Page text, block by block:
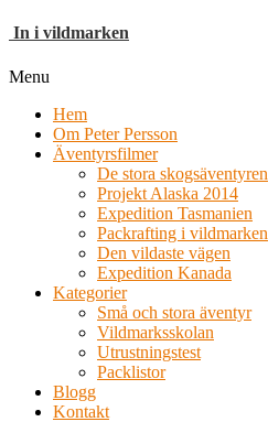
In i vildmarken
Menu
Hem
Om Peter Persson
Äventyrsfilmer
De stora skogsäventyren
Projekt Alaska 2014
Expedition Tasmanien
Packrafting i vildmarken
Den vildaste vägen
Expedition Kanada
Kategorier
Små och stora äventyr
Vildmarksskolan
Utrustningstest
Packlistor
Blogg
Kontakt